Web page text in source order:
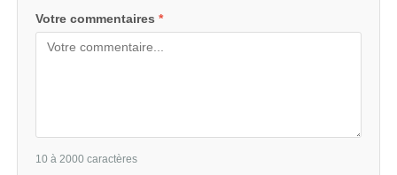
Votre commentaires*
10 à 2000 caractères